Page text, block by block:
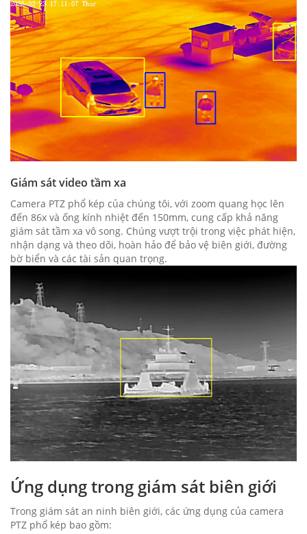
Giám sát video tầm xa
Camera PTZ phổ kép của chúng tôi, với zoom quang học lên
đến 86x và ống kính nhiệt đến 150mm, cung cấp khả năng
giám sát tầm xa vô song. Chúng vượt trội trong việc phát hiện,
nhận dạng và theo dõi, hoàn hảo để bảo vệ biên giới, đường
bờ biển và các tài sản quan trọng.
Ứng dụng trong giám sát biên giới
Trong giám sát an ninh biên giới, các ứng dụng của camera
PTZ phổ kép bao gồm: